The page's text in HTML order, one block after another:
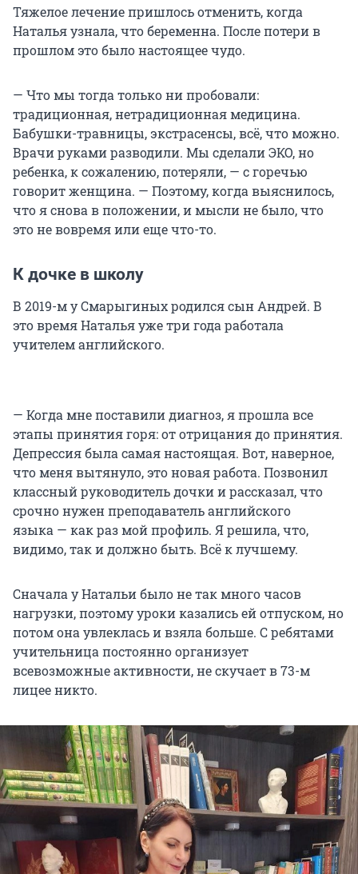
Тяжелое лечение пришлось отменить, когда
Наталья узнала, что беременна. После потери в
прошлом это было настоящее чудо.
— Что мы тогда только ни пробовали:
традиционная, нетрадиционная медицина.
Бабушки-травницы, экстрасенсы, всё, что можно.
Врачи руками разводили. Мы сделали ЭКО, но
ребенка, к сожалению, потеряли, — с горечью
говорит женщина. — Поэтому, когда выяснилось,
что я снова в положении, и мысли не было, что
это не вовремя или еще что-то.
К дочке в школу
В 2019-м у Смарыгиных родился сын Андрей. В
это время Наталья уже три года работала
учителем английского.
— Когда мне поставили диагноз, я прошла все
этапы принятия горя: от отрицания до принятия.
Депрессия была самая настоящая. Вот, наверное,
что меня вытянуло, это новая работа. Позвонил
классный руководитель дочки и рассказал, что
срочно нужен преподаватель английского
языка — как раз мой профиль. Я решила, что,
видимо, так и должно быть. Всё к лучшему.
Сначала у Натальи было не так много часов
нагрузки, поэтому уроки казались ей отпуском, но
потом она увлеклась и взяла больше. С ребятами
учительница постоянно организует
всевозможные активности, не скучает в 73-м
лицее никто.